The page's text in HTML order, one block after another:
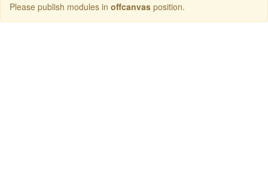
Please publish modules in offcanvas position.